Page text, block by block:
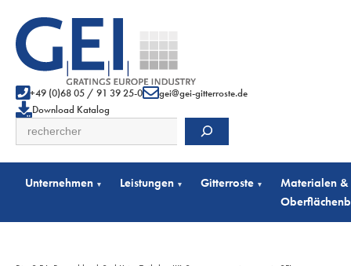
+49 (0)68 05 / 91 39 25-0
gei@gei-gitterroste.de
Download Katalog
Suchen
Unternehmen ▾ Leistungen ▾ Gitterroste ▾
Materialen &